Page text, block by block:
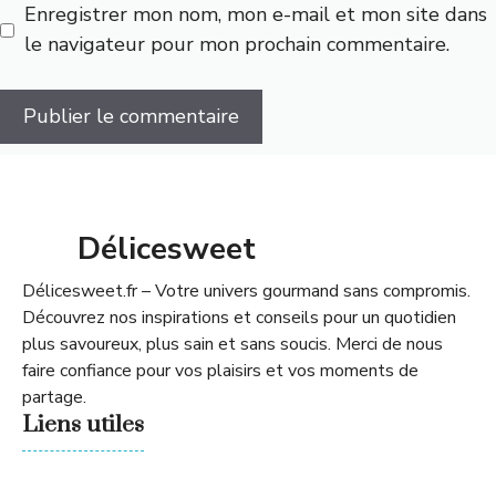
Enregistrer mon nom, mon e-mail et mon site dans
le navigateur pour mon prochain commentaire.
Délicesweet
Délicesweet.fr – Votre univers gourmand sans compromis.
Découvrez nos inspirations et conseils pour un quotidien
plus savoureux, plus sain et sans soucis. Merci de nous
faire confiance pour vos plaisirs et vos moments de
partage.
Liens utiles